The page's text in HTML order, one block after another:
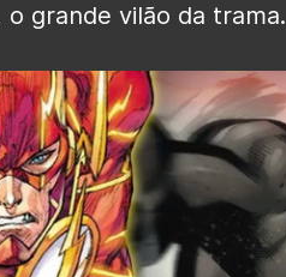
o grande vilão da trama.